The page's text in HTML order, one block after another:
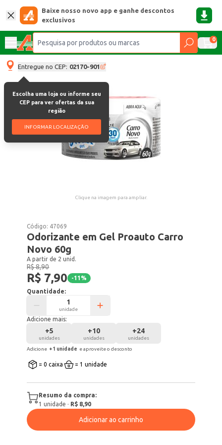
Baixe nosso novo app e ganhe descontos
exclusivos
0
Entregue no CEP: 02170-901
Escolha uma loja ou informe seu
CEP para ver ofertas da sua
região
INFORMAR LOCALIZAÇÃO
Clique na imagem para ampliar.
Código: 47069
Odorizante em Gel Proauto Carro
Novo 60g
A partir de 2 unid.
R$ 8,90
R$ 7,90 -11 %
Quantidade:
unidade
Adicione mais:
+5
unidades
+10
unidades
+24
unidades
Adicione +1 unidade e aproveite o desconto
= 0 caixa = 1 unidade
Resumo da compra:
1 unidade · R$ 8,90
Adicionar ao carrinho